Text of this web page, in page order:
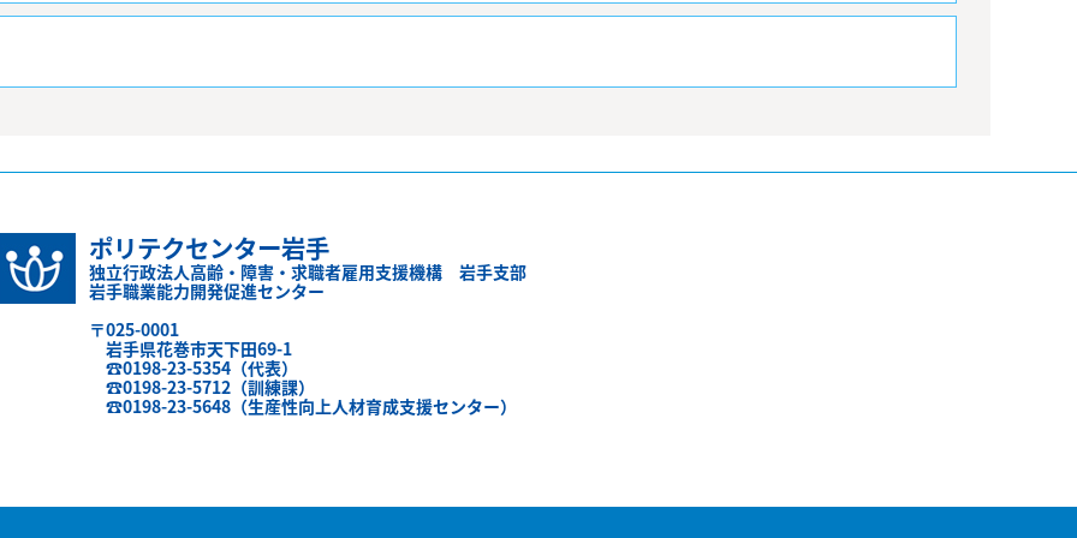
ポリテクセンター岩手
独立行政法人高齢・障害・求職者雇用支援機構 岩手支部
岩手職業能力開発促進センター
〒025-0001
岩手県花巻市天下田69-1
☎0198-23-5354（代表）
☎0198-23-5712（訓練課）
☎0198-23-5648（生産性向上人材育成支援センター）